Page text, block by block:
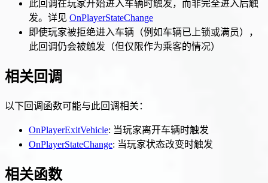
此回调在玩家开始进入车辆时触发，而非完全进入后触
发。详见 OnPlayerStateChange
即使玩家被拒绝进入车辆（例如车辆已上锁或满员），
此回调仍会被触发（但仅限作为乘客的情况）
相关回调
以下回调函数可能与此回调相关：
OnPlayerExitVehicle: 当玩家离开车辆时触发
OnPlayerStateChange: 当玩家状态改变时触发
相关函数